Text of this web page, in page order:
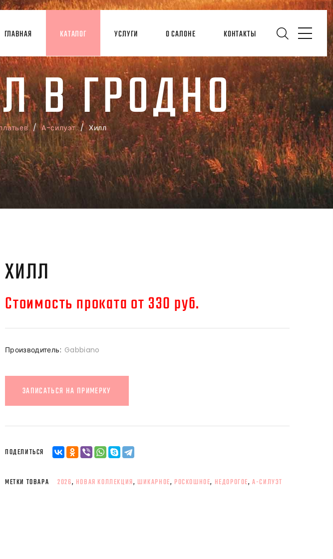
ГЛАВНАЯ КАТАЛОГ УСЛУГИ О САЛОНЕ КОНТАКТЫ
В ГРОДНО
/A-силуэт/ Хилл
ХИЛЛ
Стоимость проката от 330 руб.
Производитель: Gabbiano
ЗАПИСАТЬСЯ НА ПРИМЕРКУ
ПОДЕЛИТЬСЯ
МЕТКИ ТОВАРА 2026, НОВАЯ КОЛЛЕКЦИЯ , ШИКАРНОЕ, РОСКОШНОЕ, НЕДОРОГОЕ,А-СИЛУЭТ